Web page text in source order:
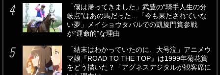
「僕は帰ってきました」武豊の“騎手人生の分
岐点”はあの馬だった…「今も果たされていな
い夢」メイショウタバルでの凱旋門賞参戦
が“運命的”な理由
「結末はわかっていたのに、大号泣」アニメウ
マ娘『ROAD TO THE TOP』は1999年菊花賞
をどう描いた？「アグネスデジタルが観客席に